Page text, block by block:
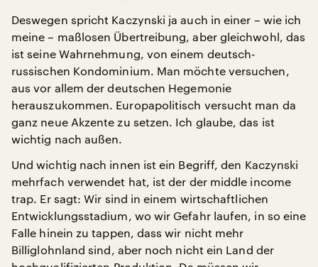
Deswegen spricht Kaczynski ja auch in einer – wie ich
meine – maßlosen Übertreibung, aber gleichwohl, das
ist seine Wahrnehmung, von einem deutsch-
russischen Kondominium. Man möchte versuchen,
aus vor allem der deutschen Hegemonie
herauszukommen. Europapolitisch versucht man da
ganz neue Akzente zu setzen. Ich glaube, das ist
wichtig nach außen.
Und wichtig nach innen ist ein Begriff, den Kaczynski
mehrfach verwendet hat, ist der der middle income
trap. Er sagt: Wir sind in einem wirtschaftlichen
Entwicklungsstadium, wo wir Gefahr laufen, in so eine
Falle hinein zu tappen, dass wir nicht mehr
Billiglohnland sind, aber noch nicht ein Land der